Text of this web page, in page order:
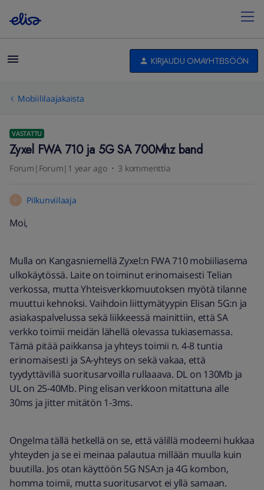
KIRJAUDU OMAYHTEISÖÖN
Mobiililaajakaista
VASTATTU
Zyxel FWA 710 ja 5G SA 700Mhz band
Forum|Forum|1 year ago 3 kommenttia
P Pilkunviilaaja
Moi,
Mulla on Kangasniemellä Zyxel:n FWA 710 mobiiliasema
ulkokäytössä. Laite on toiminut erinomaisesti Telian
verkossa, mutta Yhteisverkkomuutoksen myötä tilanne
muuttui kehnoksi. Vaihdoin liittymätyypin Elisan 5G:n ja
asiakaspalvelussa sekä liikkeessä mainittiin, että SA
verkko toimii meidän lähellä olevassa tukiasemassa.
Tämä pitää paikkansa ja yhteys toimii n. 4-8 tuntia
erinomaisesti ja SA-yhteys on sekä vakaa, että
tyydyttävillä suoritusarvoilla rullaaava. DL on 130Mb ja
UL on 25-40Mb. Ping elisan verkkoon mitattuna alle
30ms ja jitter mitätön 1-3ms.
Ongelma tällä hetkellä on se, että välillä modeemi hukkaa
yhteyden ja se ei meinaa palautua millään muulla kuin
buutilla. Jos otan käyttöön 5G NSA:n ja 4G kombon,
homma toimii, mutta suoritusarvot ei yllä samaan.